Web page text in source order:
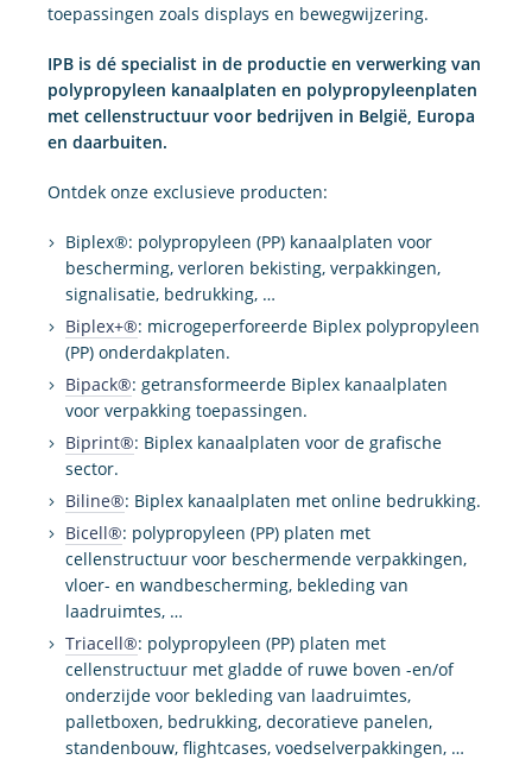
toepassingen zoals displays en bewegwijzering.
IPB is dé specialist in de productie en verwerking van
polypropyleen kanaalplaten en polypropyleenplaten
met cellenstructuur voor bedrijven in België, Europa
en daarbuiten.
Ontdek onze exclusieve producten:
Biplex®: polypropyleen (PP) kanaalplaten voor
bescherming, verloren bekisting, verpakkingen,
signalisatie, bedrukking, …
Biplex+®: microgeperforeerde Biplex polypropyleen
(PP) onderdakplaten.
Bipack®: getransformeerde Biplex kanaalplaten
voor verpakking toepassingen.
Biprint®: Biplex kanaalplaten voor de grafische
sector.
Biline®: Biplex kanaalplaten met online bedrukking.
Bicell®: polypropyleen (PP) platen met
cellenstructuur voor beschermende verpakkingen,
vloer- en wandbescherming, bekleding van
laadruimtes, …
Triacell®: polypropyleen (PP) platen met
cellenstructuur met gladde of ruwe boven -en/of
onderzijde voor bekleding van laadruimtes,
palletboxen, bedrukking, decoratieve panelen,
standenbouw, flightcases, voedselverpakkingen, …